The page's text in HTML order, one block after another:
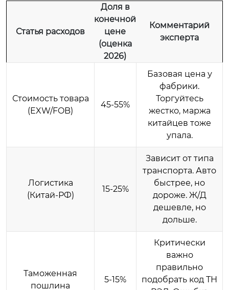
Статья расходов
Доля в
конечной
цене
(оценка
2026)
Комментарий
эксперта
Стоимость товара
(EXW/FOB)
45-55%
Базовая цена у
фабрики.
Торгуйтесь
жестко, маржа
китайцев тоже
упала.
Логистика
(Китай-РФ)
15-25%
Зависит от типа
транспорта. Авто
быстрее, но
дороже. Ж/Д
дешевле, но
дольше.
Таможенная
пошлина
5-15%
Критически
важно
правильно
подобрать код ТН